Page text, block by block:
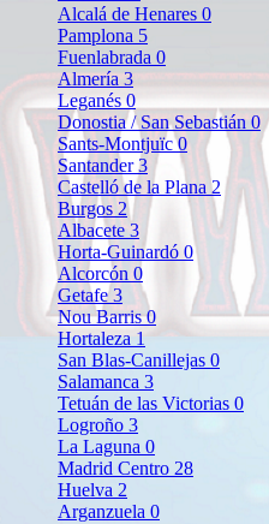
Alcalá de Henares 0
Pamplona 5
Fuenlabrada 0
Almería3
Leganés 0
Donostia / San Sebastián0
Sants-Montjuïc0
Santander3
Castelló de la Plana 2
Burgos 2
Albacete3
Horta-Guinardó 0
Alcorcón 0
Getafe3
Nou Barris0
Hortaleza1
San Blas-Canillejas 0
Salamanca 3
Tetuán de las Victorias 0
Logroño 3
La Laguna 0
Madrid Centro 28
Huelva 2
Arganzuela 0